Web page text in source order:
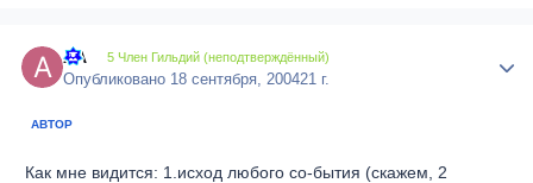
AA 5 Член Гильдий (неподтверждённый)
Опубликовано 18 сентября, 200421 г.
АВТОР
Как мне видится: 1.исход любого со-бытия (скажем, 2